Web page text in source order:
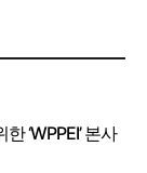
‘WPPEI’ 본사